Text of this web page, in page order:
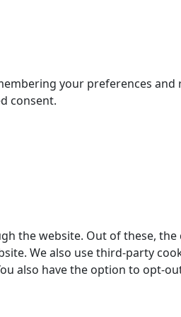
your preferences and
consent.
the website. Out of these,
We also use third-party
also have the option to opt-